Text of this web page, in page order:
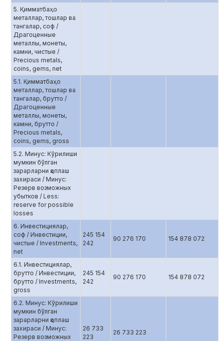
5. Қимматбаҳо
металлар, тошлар ва
тангалар, соф /
Драгоценные
металлы, монеты,
камни, чистые /
Precious metals,
coins, gems, net
5.1. Қимматбаҳо
металлар, тошлар ва
тангалар, брутто /
Драгоценные
металлы, монеты,
камни, брутто /
Precious metals,
coins, gems, gross
5.2. Минус: Кўрилиши
мумкин бўлган
зарарларни қоплаш
захираси / Минус:
Резерв возможных
убытков / Less:
reserve for possible
losses
6. Инвестициялар,
соф / Инвестиции,
чистые / Investments,
net
245 154
242
90 276 170 154 878 072
6.1. Инвестициялар,
брутто / Инвестиции,
брутто / Investments,
gross
245 154
242
90 276 170 154 878 072
6.2. Минус: Кўрилиши
мумкин бўлган
зарарларни қоплаш
захираси / Минус:
Резерв возможных
26 733
223
26 733 223